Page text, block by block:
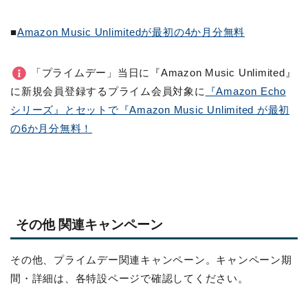
■Amazon Music Unlimitedが最初の4か月分無料
「プライムデー」当日に『Amazon Music Unlimited』
に新規会員登録するプライム会員対象に
『Amazon Echo
シリーズ』とセットで『Amazon Music Unlimited が最初
の6か月分無料！
その他 関連キャンペーン
その他、プライムデー関連キャンペーン。キャンペーン期
間・詳細は、各特設ページで確認してください。